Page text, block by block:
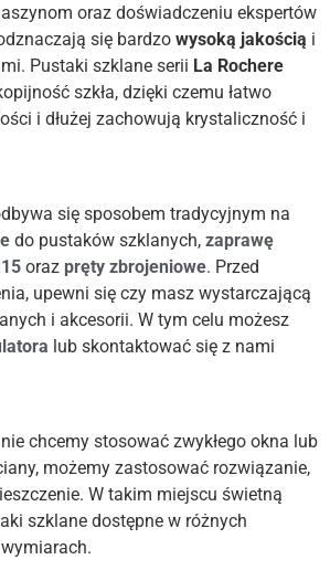
oraz doświadczeniu ekspertów
się bardzo wysoką jakością i
Pustaki szklane serii La Rochere
szkła, dzięki czemu łatwo
i dłużej zachowują krystaliczność i
się sposobem tradycyjnym na
do pustaków szklanych, zaprawę
oraz pręty zbrojeniowe. Przed
upewni się czy masz wystarczającą
i akcesorii. W tym celu możesz
lub skontaktować się z nami
chcemy stosować zwykłego okna lub
możemy zastosować rozwiązanie,
W takim miejscu świetną
szklane dostępne w różnych